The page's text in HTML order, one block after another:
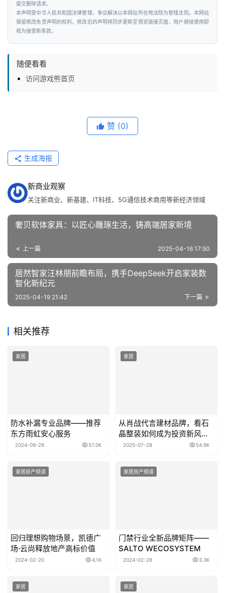
提交删除请求。
本声明受中华人民共和国法律管辖，争议解决以本网站所在地法院为管辖法院。本网站
保留修改免责声明的权利，修改后的声明将同步更新至预览链接页面，用户继续使用即
视为接受新条款。
随便看看
访问游戏熊首页
赞 (0)
生成海报
新商业观察
关注新商业、新基建、IT科技、5G通信技术商用等新经济领域
奢贝软体家具：以匠心雕琢生活，铸高端居家新境
上一篇 2025-04-16 17:50
居然智家汪林朋前瞻布局，携手DeepSeek开启家装数
智化新纪元
下一篇
2025-04-19 21:42
相关推荐
家居
防水补漏专业品牌——推荐
东方雨虹安心服务
2024-09-29 57.0K
家居
从肖战代言建材品牌，看石
晶整装如何成为投资新风
口？
2025-07-28 54.9K
家居房产频道
回归理想购物场景，凯德广
场·云尚释放地产高标价值
2024-02-20 4.1K
家居房产频道
门禁行业全新品牌矩阵——
SALTO WECOSYSTEM
2024-02-28 3.3K
家居 家居